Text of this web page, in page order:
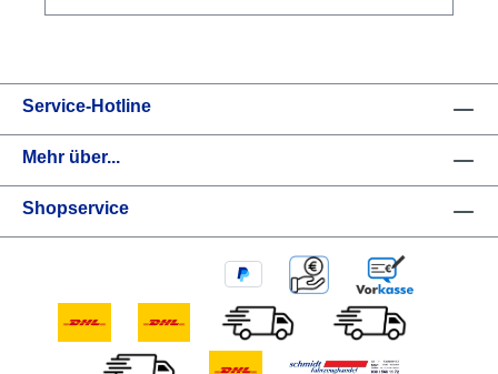
Service-Hotline
Mehr über...
Shopservice